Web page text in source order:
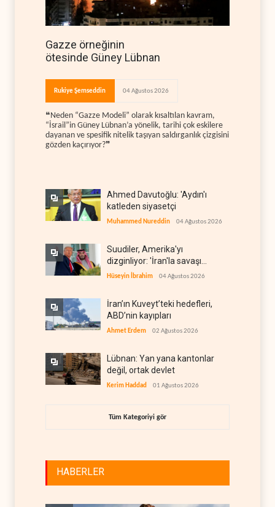
Gazze örneğinin
ötesinde Güney Lübnan
Rukiye Şemseddin 04 Ağustos 2026
❝Neden “Gazze Modeli” olarak kısaltılan kavram,
“İsrail”in Güney Lübnan’a yönelik, tarihi çok eskilere
dayanan ve spesifik nitelik taşıyan saldırganlık çizgisini
gözden kaçırıyor?❞
Ahmed Davutoğlu: 'Aydın'ı
katleden siyasetçi
Muhammed Nureddin 04 Ağustos 2026
Suudiler, Amerika'yı
dizginliyor: 'İran'la savaşı
kaldıracak gücümüz yok'
Hüseyin İbrahim 04 Ağustos 2026
İran’ın Kuveyt’teki hedefleri,
ABD’nin kayıpları
Ahmet Erdem 02 Ağustos 2026
Lübnan: Yan yana kantonlar
değil, ortak devlet
Kerim Haddad 01 Ağustos 2026
Tüm Kategoriyi gör
HABERLER